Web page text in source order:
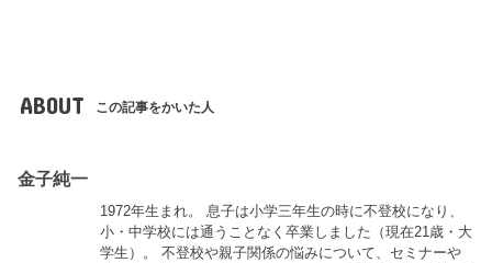
ABOUT この記事をかいた人
金子純一
1972年生まれ。 息子は小学三年生の時に不登校になり、
小・中学校には通うことなく卒業しました（現在21歳・大
学生）。 不登校や親子関係の悩みについて、セミナーや